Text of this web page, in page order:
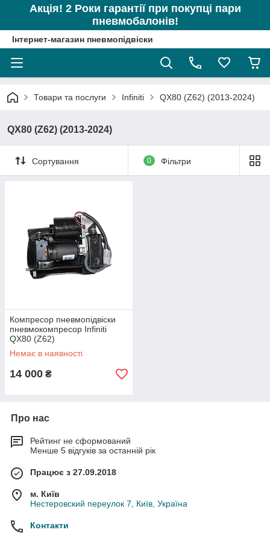
Акція! 2 Роки гарантії при покупці пари
пневмобалонів!
Інтернет-магазин пневмопідвіски
Товари та послуги Infiniti QX80 (Z62) (2013-2024)
QX80 (Z62) (2013-2024)
Сортування 0 Фільтри
Компресор пневмопідвіски
пневмокомпресор Infiniti
QX80 (Z62)
Немає в наявності
14 000 ₴
Про нас
Рейтинг не сформований
Менше 5 відгуків за останній рік
Працює з 27.09.2018
м. Київ
Нестеровский переулок 7, Київ, Україна
Контакти